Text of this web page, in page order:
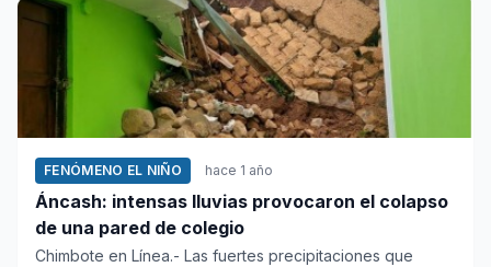
FENÓMENO EL NIÑO hace 1 año
Áncash: intensas lluvias provocaron el colapso
de una pared de colegio
Chimbote en Línea.- Las fuertes precipitaciones que